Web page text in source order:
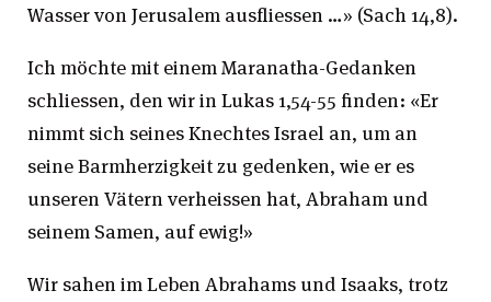
Wasser von Jerusalem ausfliessen …» (Sach 14,8).
Ich möchte mit einem Maranatha-Gedanken
schliessen, den wir in Lukas 1,54-55 finden: «Er
nimmt sich seines Knechtes Israel an, um an
seine Barmherzigkeit zu gedenken, wie er es
unseren Vätern verheissen hat, Abraham und
seinem Samen, auf ewig!»
Wir sahen im Leben Abrahams und Isaaks, trotz